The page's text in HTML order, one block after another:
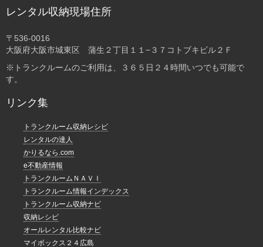
レンタル収納現場住所
〒536-0016
大阪府大阪市城東区 蒲生２丁目１１−３７コトブキビル２Ｆ
※トランクルームのご利用は、３６５日２４時間いつでも可能で
す。
リンク集
トランクルーム収納レシピ
レンタルの達人
かりるなら.com
e不動産情報
トランクルームＮＡＶＩ
トランクルーム情報インデックス
トランクルーム収納ナビ
収納レシピ
オールレンタル比較ナビ
マイボックス２４広島